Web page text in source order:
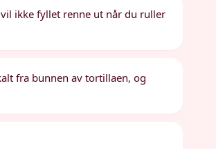
ikke fyllet renne ut når du ruller
fra bunnen av tortillaen, og